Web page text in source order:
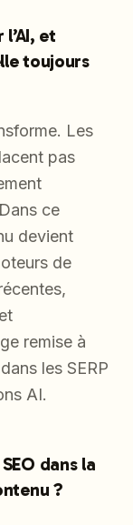
et
toujours
Les
pas
ce
devient
de
remise à
les SERP
AI.
dans la
?